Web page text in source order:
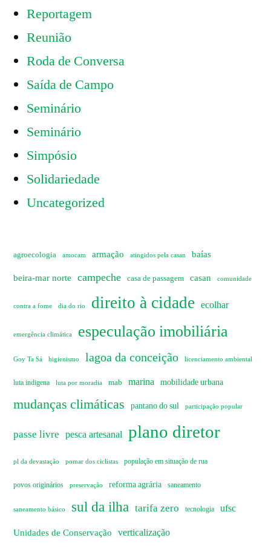
Reportagem
Reunião
Roda de Conversa
Saída de Campo
Seminário
Seminário
Simpósio
Solidariedade
Uncategorized
agroecologia amocam armação atingidos pela casan baías
beira-mar norte campeche casa de passagem casan comunidade
contra a fome dia do rio direito à cidade ecolhar
emergência climática especulação imobiliária
Goy Ta Sá higienismo lagoa da conceição licenciamento ambiental
luta indigena luta por moradia mab marina mobilidade urbana
mudanças climáticas pantano do sul participação popular
passe livre pesca artesanal plano diretor
pl da devastação pomar dos ciclistas população em situação de rua
povos originários preservação reforma agrária saneamento
saneamento básico sul da ilha tarifa zero tecnologia ufsc
Unidades de Conservação verticalização